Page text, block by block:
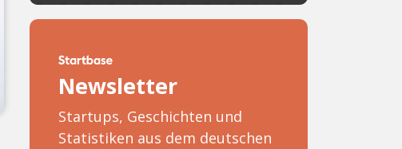
Newsletter
Startups, Geschichten und
Statistiken aus dem deutschen